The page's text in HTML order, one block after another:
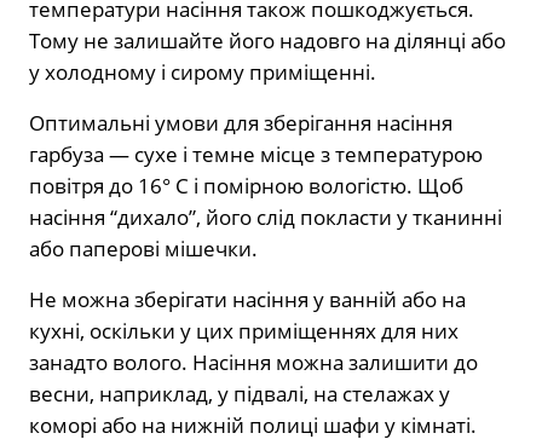
температури насіння також пошкоджується.
Тому не залишайте його надовго на ділянці або
у холодному і сирому приміщенні.
Оптимальні умови для зберігання насіння
гарбуза — сухе і темне місце з температурою
повітря до 16° С і помірною вологістю. Щоб
насіння “дихало”, його слід покласти у тканинні
або паперові мішечки.
Не можна зберігати насіння у ванній або на
кухні, оскільки у цих приміщеннях для них
занадто волого. Насіння можна залишити до
весни, наприклад, у підвалі, на стелажах у
коморі або на нижній полиці шафи у кімнаті.